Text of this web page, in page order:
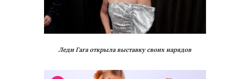
Леди Гага открыла выставку своих нарядов